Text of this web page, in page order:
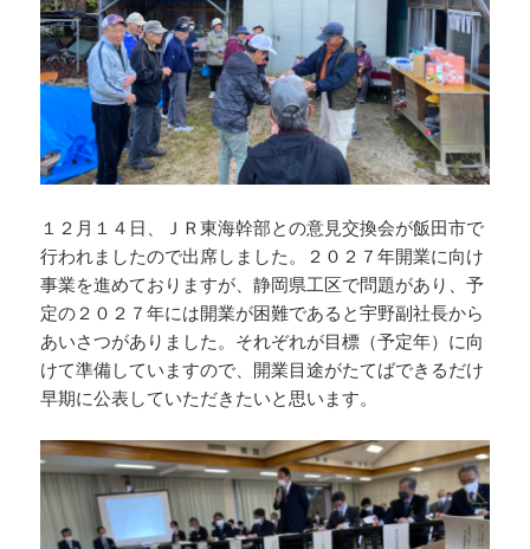
１２月１４日、ＪＲ東海幹部との意見交換会が飯田市で
行われましたので出席しました。２０２７年開業に向け
事業を進めておりますが、静岡県工区で問題があり、予
定の２０２７年には開業が困難であると宇野副社長から
あいさつがありました。それぞれが目標（予定年）に向
けて準備していますので、開業目途がたてばできるだけ
早期に公表していただきたいと思います。